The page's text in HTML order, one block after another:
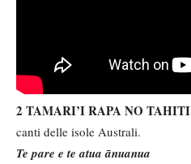
2 TAMARI’I RAPA NO TAHITI
canti delle isole Australi.
Te pare e te atua ānuanua